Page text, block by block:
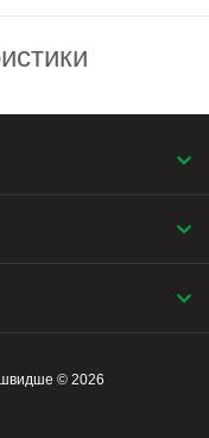
швидше © 2026